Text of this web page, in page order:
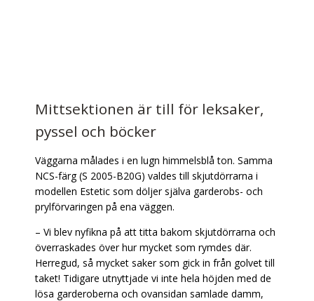
Mittsektionen är till för leksaker,
pyssel och böcker
Väggarna målades i en lugn himmelsblå ton. Samma
NCS-färg (S 2005-B20G) valdes till skjutdörrarna i
modellen Estetic som döljer själva garderobs- och
prylförvaringen på ena väggen.
– Vi blev nyfikna på att titta bakom skjutdörrarna och
överraskades över hur mycket som rymdes där.
Herregud, så mycket saker som gick in från golvet till
taket! Tidigare utnyttjade vi inte hela höjden med de
lösa garderoberna och ovansidan samlade damm,